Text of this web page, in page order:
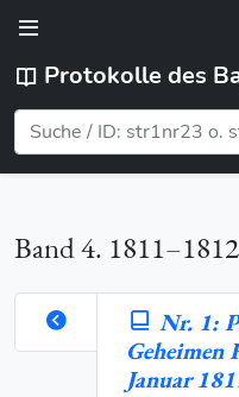
Protokolle des
Band 4. 1811–1812
Nr. 1:
Geheimen
Januar